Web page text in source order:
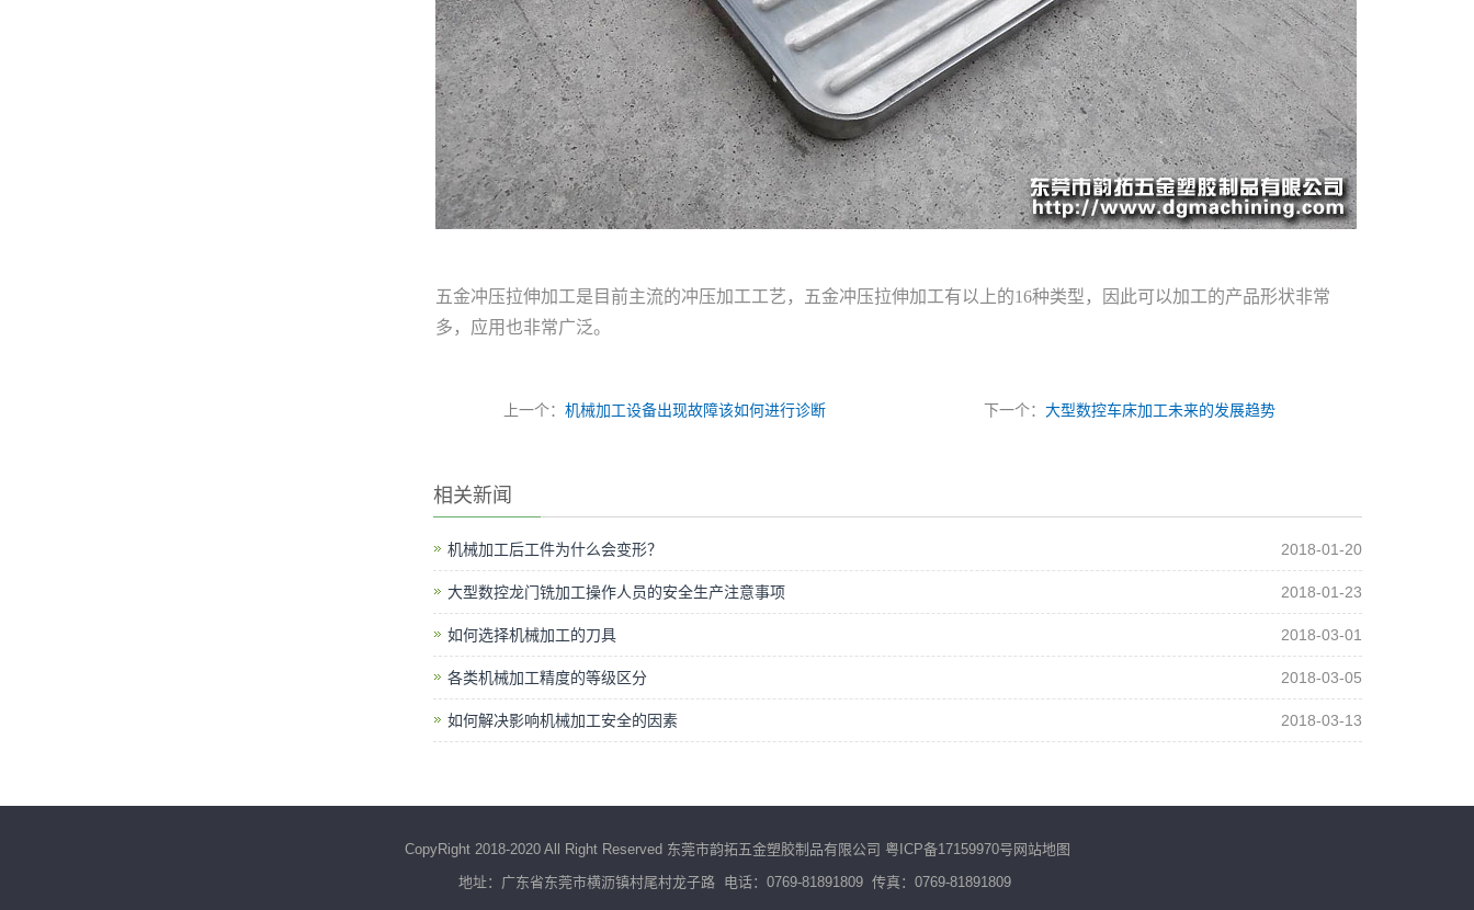
五金冲压拉伸加工是目前主流的冲压加工工艺，五金冲压拉伸加工有以上的16种类型，因此可以加工的产品形状非常
多，应用也非常广泛。
上一个：机械加工设备出现故障该如何进行诊断 下一个：大型数控车床加工未来的发展趋势
相关新闻
机械加工后工件为什么会变形？ 2018-01-20
大型数控龙门铣加工操作人员的安全生产注意事项 2018-01-23
如何选择机械加工的刀具 2018-03-01
各类机械加工精度的等级区分 2018-03-05
如何解决影响机械加工安全的因素 2018-03-13
CopyRight 2018-2020 All Right Reserved 东莞市韵拓五金塑胶制品有限公司 粤ICP备17159970号 网站地图
地址：广东省东莞市横沥镇村尾村龙子路 电话：0769-81891809 传真：0769-81891809